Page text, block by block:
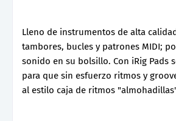
Lleno de instrumentos de alta
tambores, bucles y patrones MIDI;
sonido en su bolsillo. Con iRig Pads
para que sin esfuerzo ritmos y
al estilo caja de ritmos